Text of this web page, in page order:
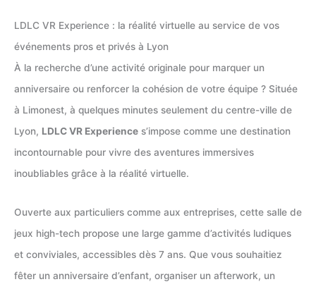
LDLC VR Experience : la réalité virtuelle au service de vos
événements pros et privés à Lyon
À la recherche d’une activité originale pour marquer un
anniversaire ou renforcer la cohésion de votre équipe ? Située
à Limonest, à quelques minutes seulement du centre-ville de
Lyon, LDLC VR Experience s’impose comme une destination
incontournable pour vivre des aventures immersives
inoubliables grâce à la réalité virtuelle.
Ouverte aux particuliers comme aux entreprises, cette salle de
jeux high-tech propose une large gamme d’activités ludiques
et conviviales, accessibles dès 7 ans. Que vous souhaitiez
fêter un anniversaire d’enfant, organiser un afterwork, un